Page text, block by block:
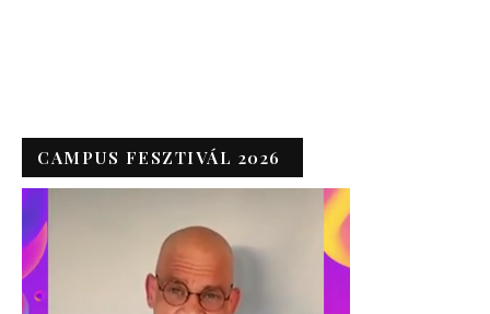
CAMPUS FESZTIVÁL 2026